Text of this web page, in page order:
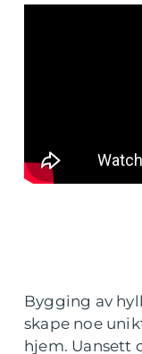
Bygging av
skape noe
hjem. Uansett